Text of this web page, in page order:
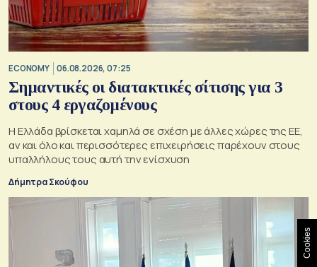
ECONOMY 06.08.2026, 07:25
Σημαντικές οι διατακτικές σίτισης για 3
στους 4 εργαζομένους
Η Ελλάδα βρίσκεται χαμηλά σε σχέση με άλλες χώρες της ΕΕ,
αν και όλο και περισσότερες επιχειρήσεις παρέχουν στους
υπαλλήλους τους αυτή την ενίσχυση
Δήμητρα Σκούφου
Cookies